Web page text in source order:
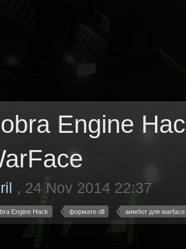
Engine
, 24 Nov 2014 22:37
Engine Hack формате dll аимбот для warface